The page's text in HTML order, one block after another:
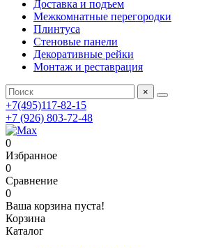
Доставка и подъем
Межкомнатные перегородки
Плинтуса
Стеновые панели
Декоративные рейки
Монтаж и реставрация
×
+7(495)117-82-15
+7 (926) 803-72-48
0
Избранное
0
Сравнение
0
Ваша корзина пуста!
Корзина
Каталог